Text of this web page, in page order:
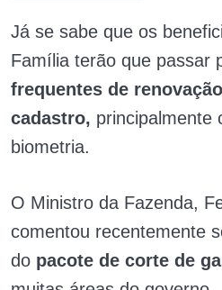
Já se sabe que os
Família terão que passar
frequentes de
cadastro, principalmente
biometria.
O Ministro da Fazenda,
comentou recentemente
do pacote de corte de